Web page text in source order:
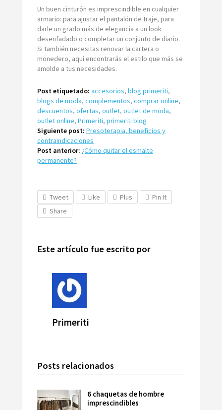
Un buen cinturón es imprescindible en cualquier
armario: para ajustar el pantalón de traje, para
darle un grado más de elegancia a un look
desenfadado o completar un conjunto de diario.
Si también necesitas renovar la cartera o
monedero, aquí encontrarás el estilo que más se
amolde a tus necesidades.
Post etiquetado: accesorios, blog primeriti,
blogs de moda, complementos, comprar online,
descuentos, ofertas, outlet, outlet de moda,
outlet online, Primeriti, primeriti blog
Siguiente post: Presoterapia, beneficios y
contraindicaciones
Post anterior: ¿Cómo quitar el esmalte
permanente?
Tweet Like Plus
Pin It
Share
Este artículo fue escrito por
Primeriti
Posts relacionados
6 chaquetas de hombre
imprescindibles